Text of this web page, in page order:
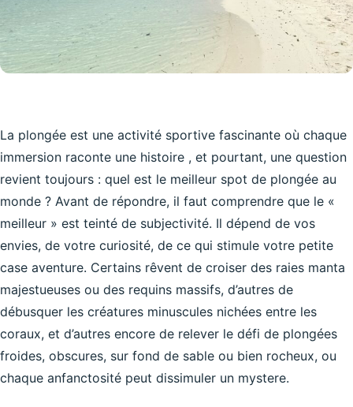
La plongée est une activité sportive fascinante où chaque
immersion raconte une histoire , et pourtant, une question
revient toujours : quel est le meilleur spot de plongée au
monde ? Avant de répondre, il faut comprendre que le «
meilleur » est teinté de subjectivité. Il dépend de vos
envies, de votre curiosité, de ce qui stimule votre petite
case aventure. Certains rêvent de croiser des raies manta
majestueuses ou des requins massifs, d’autres de
débusquer les créatures minuscules nichées entre les
coraux, et d’autres encore de relever le défi de plongées
froides, obscures, sur fond de sable ou bien rocheux, ou
chaque anfanctosité peut dissimuler un mystere.